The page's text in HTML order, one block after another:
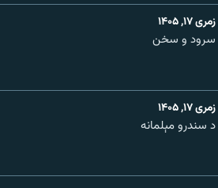
زمری ۱۷, ۱۴۰۵
سرود و سخن
زمری ۱۷, ۱۴۰۵
د سندرو مېلمانه